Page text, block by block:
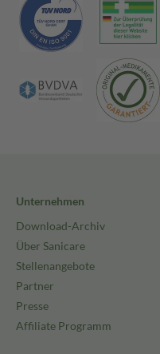
Unternehmen
Download-Archiv
Über Sanicare
Stellenangebote
Partner
Presse
Affiliate Programm